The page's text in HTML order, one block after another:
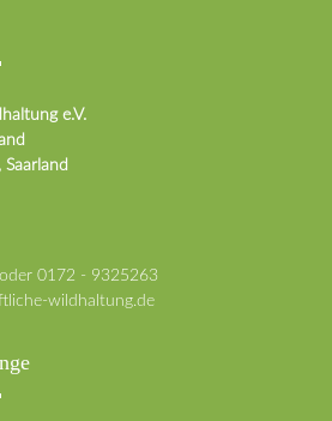
e.V.
oder0172 - 9325263
wildhaltung.de